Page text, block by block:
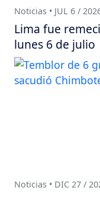
Noticias • JUL 6 /
Lima fue
lunes 6 de julio
Noticias • DIC 27 /